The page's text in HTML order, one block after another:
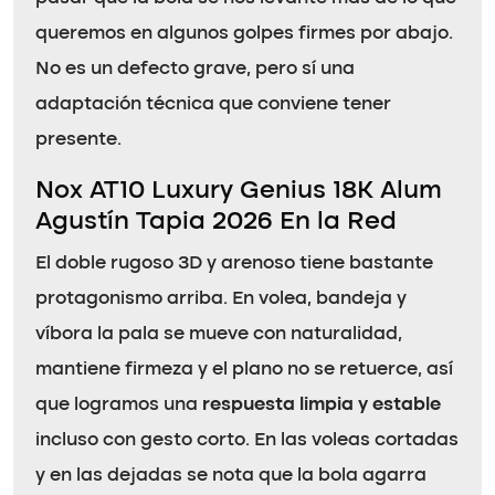
queremos en algunos golpes firmes por abajo.
No es un defecto grave, pero sí una
adaptación técnica que conviene tener
presente.
Nox AT10 Luxury Genius 18K Alum
Agustín Tapia 2026 En la Red
El doble rugoso 3D y arenoso tiene bastante
protagonismo arriba. En volea, bandeja y
víbora la pala se mueve con naturalidad,
mantiene firmeza y el plano no se retuerce, así
que logramos una respuesta limpia y estable
incluso con gesto corto. En las voleas cortadas
y en las dejadas se nota que la bola agarra